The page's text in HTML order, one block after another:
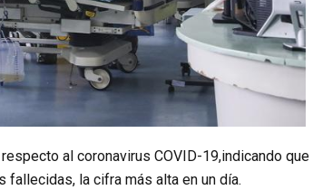
al coronavirus COVID-19,indicando que
la cifra más alta en un día.